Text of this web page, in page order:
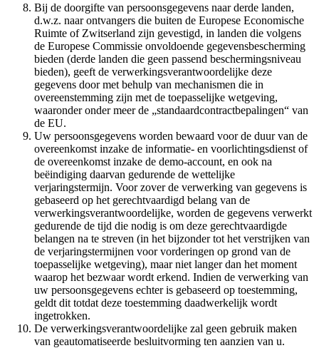
Bij de doorgifte van persoonsgegevens naar derde landen,
d.w.z. naar ontvangers die buiten de Europese Economische
Ruimte of Zwitserland zijn gevestigd, in landen die volgens
de Europese Commissie onvoldoende gegevensbescherming
bieden (derde landen die geen passend beschermingsniveau
bieden), geeft de verwerkingsverantwoordelijke deze
gegevens door met behulp van mechanismen die in
overeenstemming zijn met de toepasselijke wetgeving,
waaronder onder meer de „standaardcontractbepalingen“ van
de EU.
Uw persoonsgegevens worden bewaard voor de duur van de
overeenkomst inzake de informatie- en voorlichtingsdienst of
de overeenkomst inzake de demo-account, en ook na
beëindiging daarvan gedurende de wettelijke
verjaringstermijn. Voor zover de verwerking van gegevens is
gebaseerd op het gerechtvaardigd belang van de
verwerkingsverantwoordelijke, worden de gegevens verwerkt
gedurende de tijd die nodig is om deze gerechtvaardigde
belangen na te streven (in het bijzonder tot het verstrijken van
de verjaringstermijnen voor vorderingen op grond van de
toepasselijke wetgeving), maar niet langer dan het moment
waarop het bezwaar wordt erkend. Indien de verwerking van
uw persoonsgegevens echter is gebaseerd op toestemming,
geldt dit totdat deze toestemming daadwerkelijk wordt
ingetrokken.
De verwerkingsverantwoordelijke zal geen gebruik maken
van geautomatiseerde besluitvorming ten aanzien van u.